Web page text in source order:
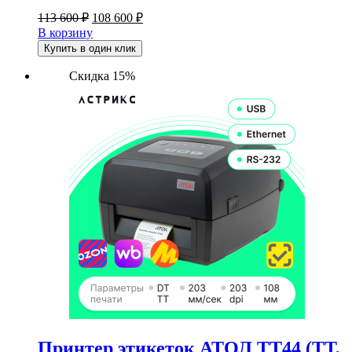
113 600₽ Первоначальная
цена
составляла
113
600 ₽.
108 600 ₽Текущая
В корзину
Купить в один клик
Скидка 15%